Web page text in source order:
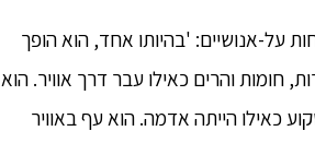
על-אנושיים: 'בהיותו אחד, הוא הופך
חומות והרים כאילו עבר דרך אוויר. הוא
כאילו הייתה אדמה. הוא עף באוויר